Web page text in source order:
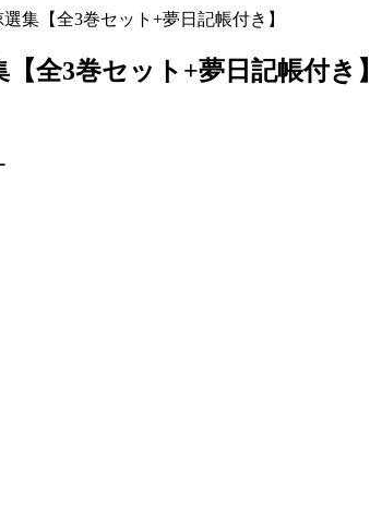
集【全3巻セット+夢日記帳付き】
全3巻セット+夢日記帳付き】